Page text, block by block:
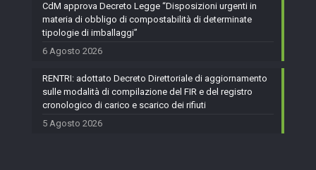
CdM approva Decreto Legge “Disposizioni urgenti in
materia di obbligo di compostabilità di determinate
tipologie di imballaggi”
6 Agosto 2026
RENTRI: adottato Decreto Direttoriale di aggiornamento
sulle modalità di compilazione del FIR e del registro
cronologico di carico e scarico dei rifiuti
5 Agosto 2026